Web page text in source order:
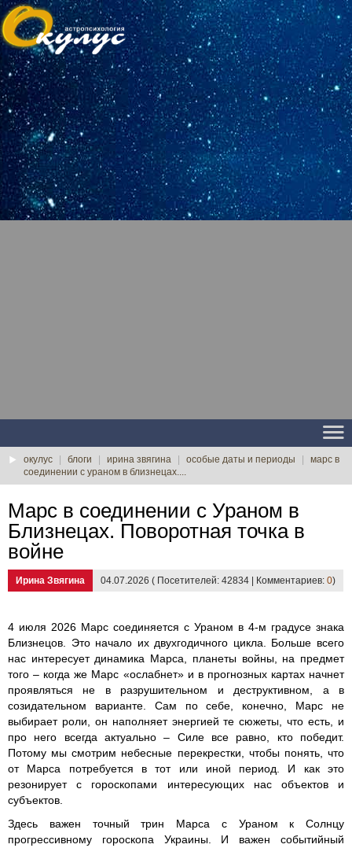
окулус блоги ирина звягина особые даты и периоды
марс в
соединении с ураном в близнецах....
Марс в соединении с Ураном в
Близнецах. Поворотная точка в
войне
Ирина Звягина 04.07.2026 ( Посетителей: 42834 | Комментариев: 0)
4 июля 2026 Марс соединяется с Ураном в 4-м градусе знака
Близнецов. Это начало их двухгодичного цикла. Больше всего
нас интересует динамика Марса, планеты войны, на предмет
того – когда же Марс «ослабнет» и в прогнозных картах начнет
проявляться не в разрушительном и деструктивном, а в
созидательном варианте. Сам по себе, конечно, Марс не
выбирает роли, он наполняет энергией те сюжеты, что есть, и
про него всегда актуально – Силе все равно, кто победит.
Потому мы смотрим небесные перекрестки, чтобы понять, что
от Марса потребуется в тот или иной период. И как это
резонирует с гороскопами интересующих нас объектов и
субъектов.
Здесь важен точный трин Марса с Ураном к Солнцу
прогрессивному гороскопа Украины. И важен событийный